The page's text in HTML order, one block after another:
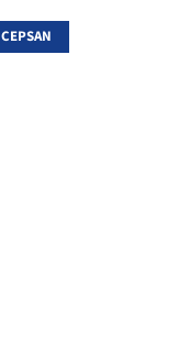
CEPSAN